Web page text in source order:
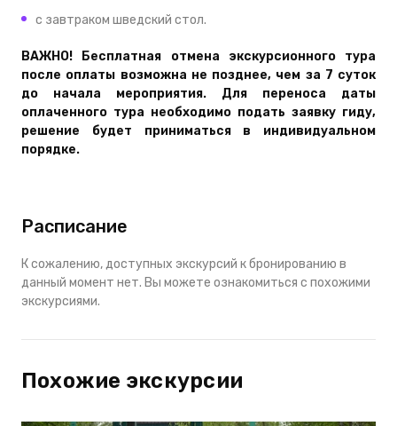
с завтраком шведский стол.
ВАЖНО! Бесплатная отмена экскурсионного тура
после оплаты возможна не позднее, чем за 7 суток
до начала мероприятия. Для переноса даты
оплаченного тура необходимо подать заявку гиду,
решение будет приниматься в индивидуальном
порядке.
Расписание
К сожалению, доступных экскурсий к бронированию в
данный момент нет. Вы можете ознакомиться с похожими
экскурсиями.
Похожие экскурсии